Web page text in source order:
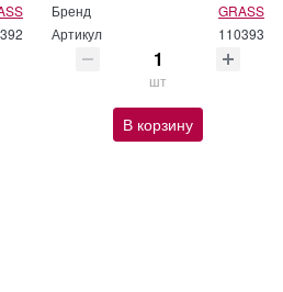
Бренд
GRASS
Артикул
110393
шт
В корзину